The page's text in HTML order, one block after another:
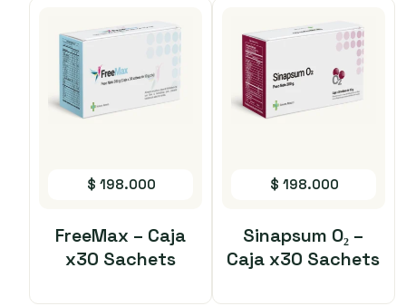
$ 198.000
FreeMax – Caja
x30 Sachets
$ 198.000
Sinapsum O₂ –
Caja x30 Sachets